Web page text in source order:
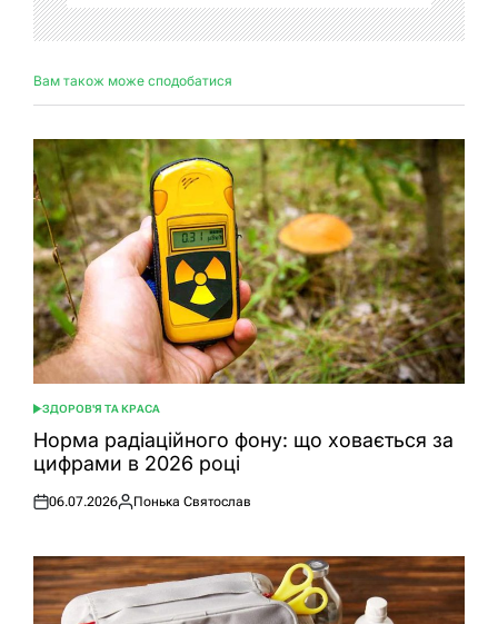
Вам також може сподобатися
ОПУБЛІКУВАТИ
У
ЗДОРОВ'Я ТА КРАСА
Норма радіаційного фону: що ховається за
цифрами в 2026 році
Оприлюднено
06.07.2026
Опубліковано
Понька Святослав